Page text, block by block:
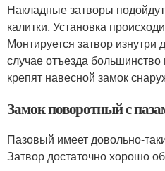
Накладные затворы
калитки. Установка
Монтируется затвор
случае отъезда
крепят навесной замок
Замок поворотный с
Пазовый имеет довольно-
Затвор достаточно хорошо